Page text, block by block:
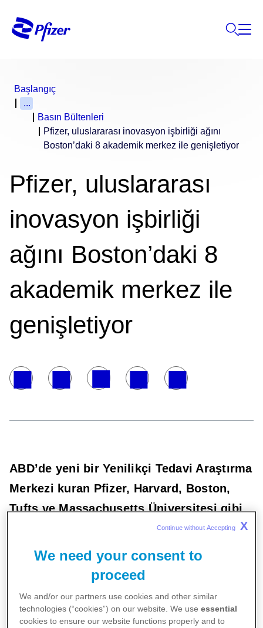
Başlangıç
...
Basın Bültenleri
Pfizer, uluslararası inovasyon işbirliği ağını
Boston’daki 8 akademik merkez ile genişletiyor
Pfizer, uluslararası
inovasyon işbirliği
ağını Boston’daki 8
akademik merkez ile
genişletiyor
ABD’de yeni bir Yenilikçi Tedavi Araştırma
Merkezi kuran Pfizer, Harvard, Boston,
Tufts ve Massachusetts Üniversitesi gibi
önde gelen kurumlarla birlikte çalışacak.
Pfizer ülkemizde de Ar-Ge ve inovasyon
ortamının gelişmesi için benzer bir
ile birlikte imza atmıştı.
We need your consent to
proceed
We and/or our partners use cookies and other similar
technologies (“cookies”) on our website. We useessential
cookies to ensure our website functions properly and to
Continue without Accepting X